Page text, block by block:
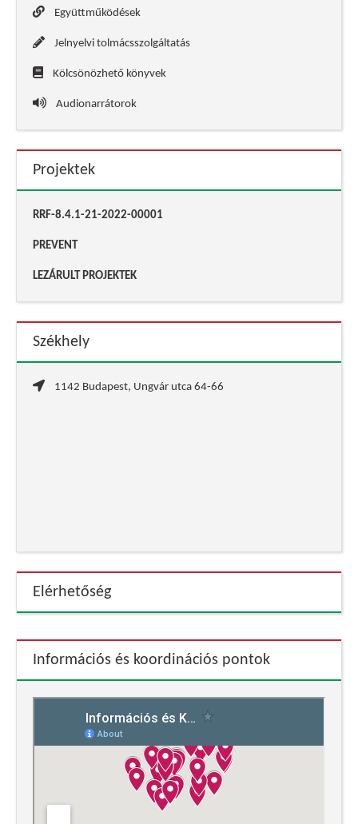
Együttműködések
Jelnyelvi tolmácsszolgáltatás
Kölcsönözhető könyvek
Audionarrátorok
Projektek
RRF-8.4.1-21-2022-00001
PREVENT
LEZÁRULT PROJEKTEK
Székhely
1142 Budapest, Ungvár utca 64-66
Elérhetőség
Információs és koordinációs pontok